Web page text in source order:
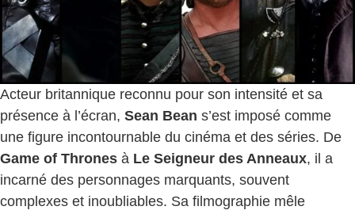
Acteur britannique reconnu pour son intensité et sa
présence à l’écran, Sean Bean s’est imposé comme
une figure incontournable du cinéma et des séries. De
Game of Thrones à Le Seigneur des Anneaux, il a
incarné des personnages marquants, souvent
complexes et inoubliables. Sa filmographie mêle